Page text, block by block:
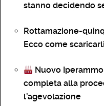
stanno decidendo
Rottamazione-
Ecco come
Nuovo
completa alla
l’agevolazione